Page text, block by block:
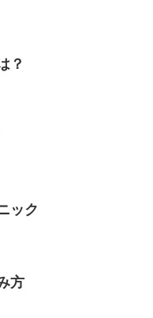
？
ック
方